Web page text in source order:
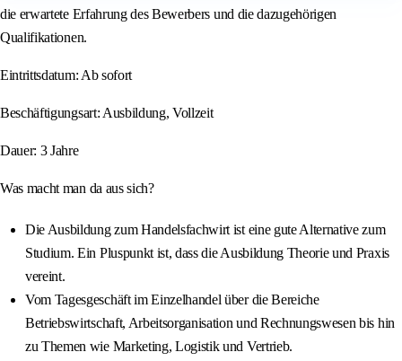
die erwartete Erfahrung des Bewerbers und die dazugehörigen
Qualifikationen.
Eintrittsdatum: Ab sofort
Beschäftigungsart: Ausbildung, Vollzeit
Dauer: 3 Jahre
Was macht man da aus sich?
Die Ausbildung zum Handelsfachwirt ist eine gute Alternative zum
Studium. Ein Pluspunkt ist, dass die Ausbildung Theorie und Praxis
vereint.
Vom Tagesgeschäft im Einzelhandel über die Bereiche
Betriebswirtschaft, Arbeitsorganisation und Rechnungswesen bis hin
zu Themen wie Marketing, Logistik und Vertrieb.